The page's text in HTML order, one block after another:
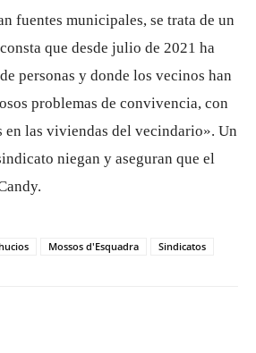
fuentes municipales, se trata de un
que desde julio de 2021 ha
personas y donde los vecinos han
problemas de convivencia, con
en las viviendas del vecindario». Un
niegan y aseguran que el
Mossos d'Esquadra Sindicatos